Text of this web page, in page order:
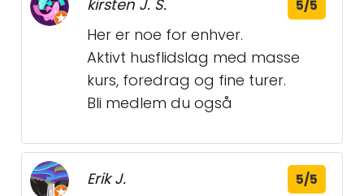
kirsten J. S. 5/5
Her er noe for enhver.
Aktivt husflidslag med masse
kurs, foredrag og fine turer.
Bli medlem du også
Erik J. 5/5